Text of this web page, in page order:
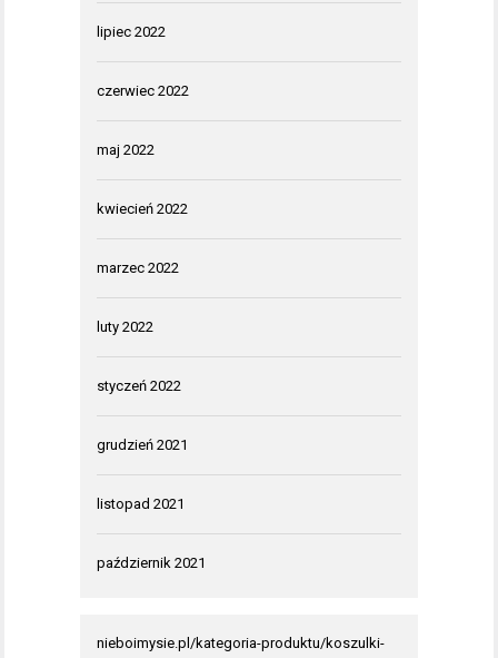
lipiec 2022
czerwiec 2022
maj 2022
kwiecień 2022
marzec 2022
luty 2022
styczeń 2022
grudzień 2021
listopad 2021
październik 2021
nieboimysie.pl/kategoria-produktu/koszulki-